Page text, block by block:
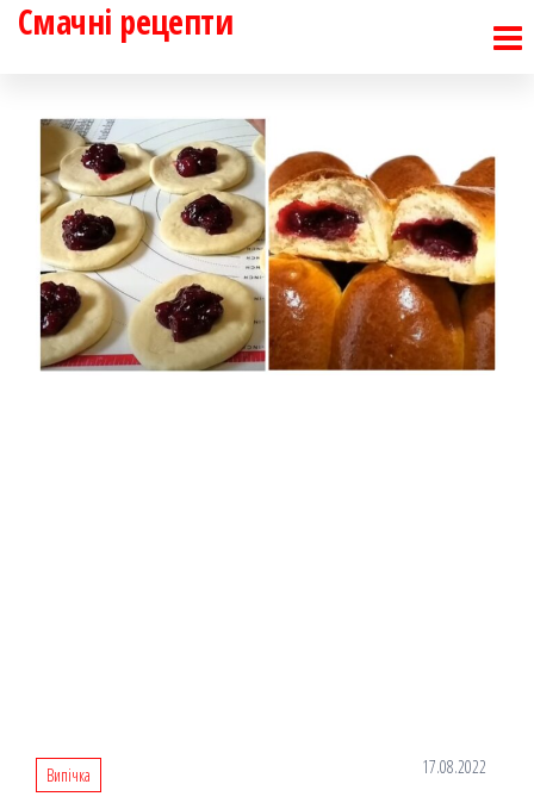
Перейти
Смачні рецепти
Випічка 17.08.2022